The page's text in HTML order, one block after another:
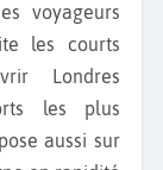
les courts
Londres
les plus
aussi sur